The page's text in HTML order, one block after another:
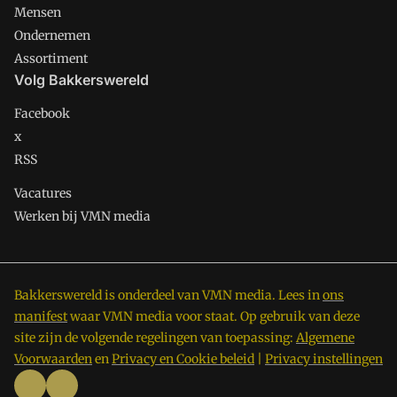
Mensen
Ondernemen
Assortiment
Volg Bakkerswereld
Facebook
x
RSS
Vacatures
Werken bij VMN media
Bakkerswereld is onderdeel van VMN media. Lees inons
manifestwaar VMN media voor staat. Op gebruik van deze
site zijn de volgende regelingen van toepassing: Algemene
VoorwaardenenPrivacy en Cookie beleid Privacy instellingen